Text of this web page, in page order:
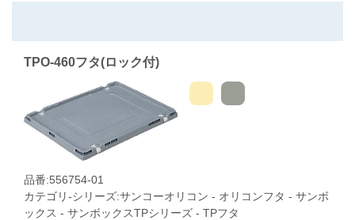
TPO-460フタ(ロック付)
品番:556754-01
カテゴリ-シリーズ:サンコーオリコン - オリコンフタ - サンボ
ックス - サンボックスTPシリーズ - TPフタ